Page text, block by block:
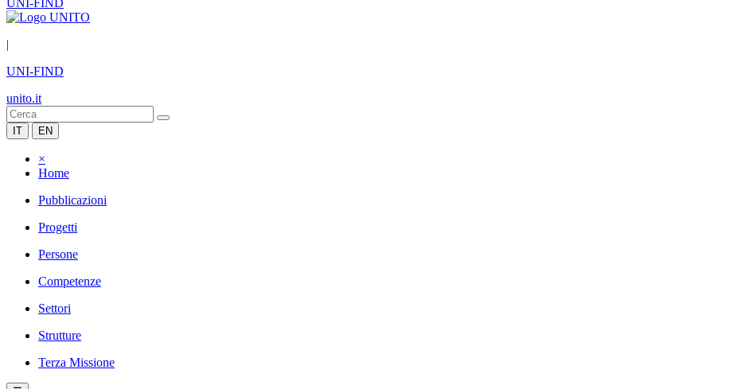
UNI-FIND
|
UNI-FIND
unito.it
IT EN
×
Home
Pubblicazioni
Progetti
Persone
Competenze
Settori
Strutture
Terza Missione